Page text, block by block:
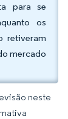
para se
os
retiveram
mercado
neste